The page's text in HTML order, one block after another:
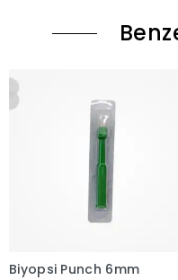
Biyopsi Punch 6mm